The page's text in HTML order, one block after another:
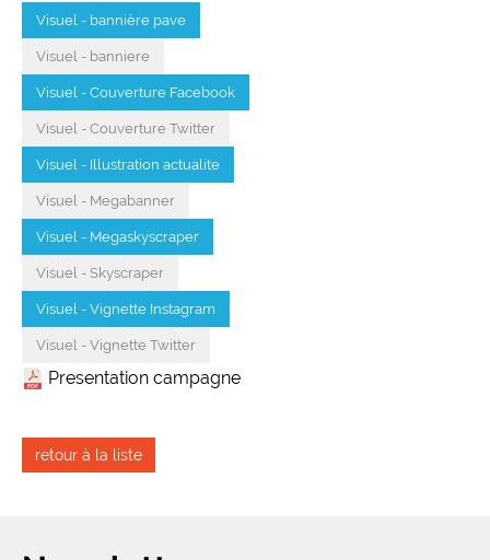
Visuel - bannière pave
Visuel - banniere
Visuel - Couverture Facebook
Visuel - Couverture Twitter
Visuel - Illustration actualite
Visuel - Megabanner
Visuel - Megaskyscraper
Visuel - Skyscraper
Visuel - Vignette Instagram
Visuel - Vignette Twitter
Presentation campagne
retour à la liste